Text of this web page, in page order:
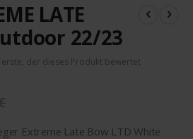
LATE
22/23
erste, der dieses Produkt bewertet
Extreme Late Bow LTD White